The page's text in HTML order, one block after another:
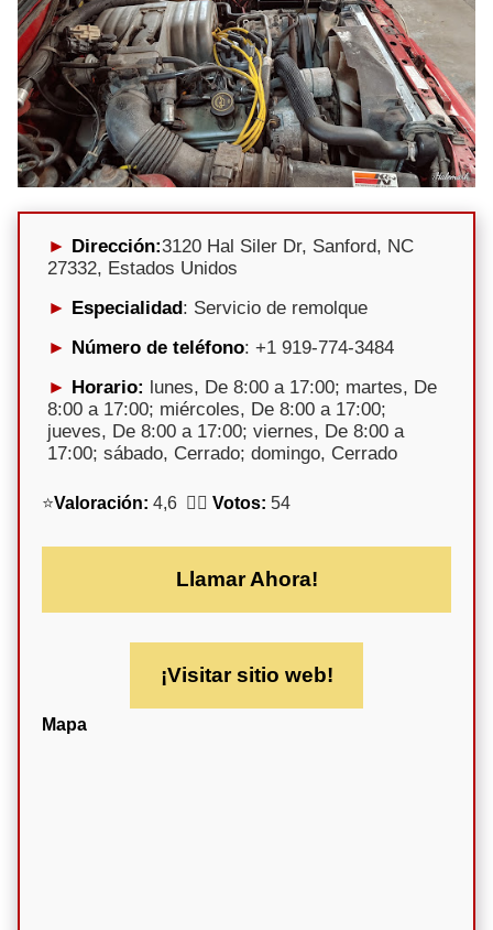
Dirección:3120 Hal Siler Dr, Sanford, NC
27332, Estados Unidos
Especialidad : Servicio de remolque
Número de teléfono: +1 919-774-3484
Horario:
lunes, De 8:00 a 17:00; martes, De
8:00 a 17:00; miércoles, De 8:00 a 17:00;
jueves, De 8:00 a 17:00; viernes, De 8:00 a
17:00; sábado, Cerrado; domingo, Cerrado
⭐Valoración: 4,6 🕵️‍♀️ Votos: 54
Llamar Ahora!
¡Visitar sitio web!
Mapa